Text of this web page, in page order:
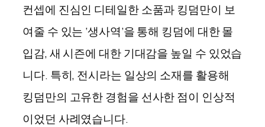
컨셉에 진심인 디테일한 소품과 킹덤만이 보
여줄 수 있는 ‘생사역’을 통해 킹덤에 대한 몰
입감, 새 시즌에 대한 기대감을 높일 수 있었습
니다. 특히, 전시라는 일상의 소재를 활용해
킹덤만의 고유한 경험을 선사한 점이 인상적
이었던 사례였습니다.